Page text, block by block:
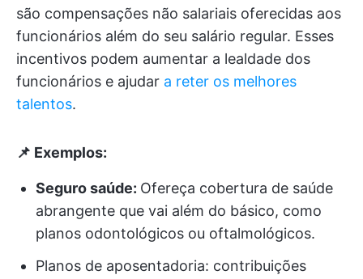
são compensações não salariais oferecidas aos
funcionários além do seu salário regular. Esses
incentivos podem aumentar a lealdade dos
funcionários e ajudar a reter os melhores
talentos.
📌 Exemplos:
Seguro saúde: Ofereça cobertura de saúde
abrangente que vai além do básico, como
planos odontológicos ou oftalmológicos.
Planos de aposentadoria: contribuições